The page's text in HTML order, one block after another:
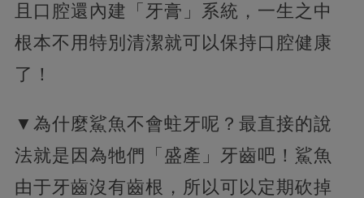
且口腔還內建「牙膏」系統，一生之中
根本不用特別清潔就可以保持口腔健康
了！
▼為什麼鯊魚不會蛀牙呢？最直接的說
法就是因為牠們「盛產」牙齒吧！鯊魚
由于牙齒沒有齒根，所以可以定期砍掉